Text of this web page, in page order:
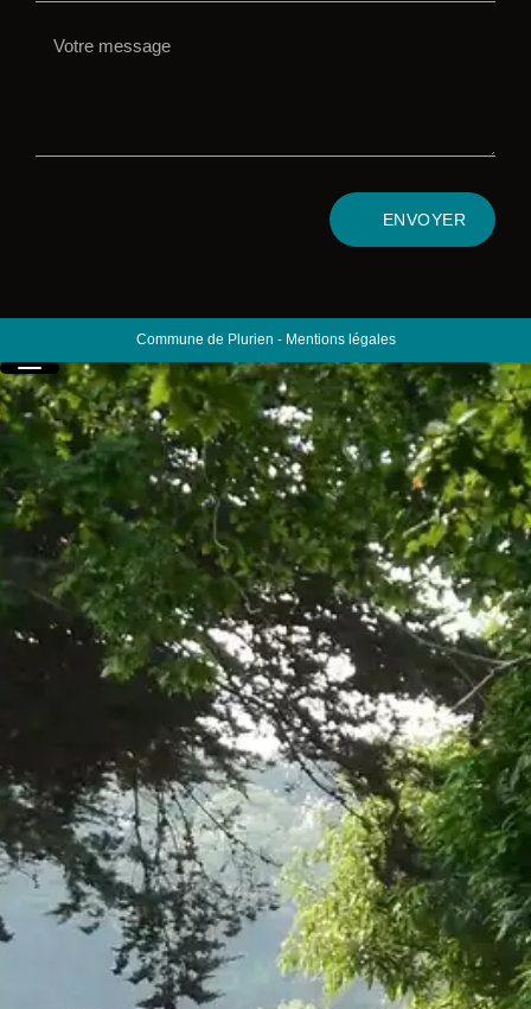
ENVOYER
Commune de Plurien - Mentions légales